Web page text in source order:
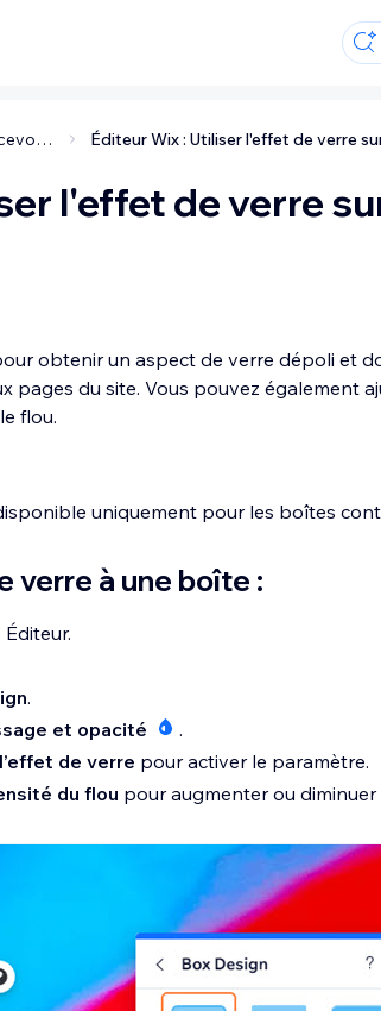
Concevoir votre site
l'effet de verre
obtenir un aspect de verre dépoli et
pages du site. Vous pouvez également
flou.
uniquement pour les boîtes
verre à une boîte :
.
et opacité
.
de verre pour activer le paramètre.
du flou pour augmenter ou diminuer